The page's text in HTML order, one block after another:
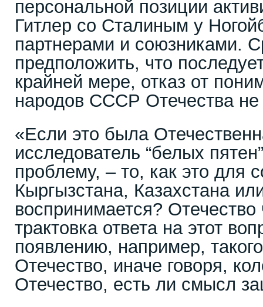
персональной позиции
Гитлер со Сталиным у
партнерами и союзниками.
предположить, что
крайней мере, отказ от
народов СССР Отечества
«Если это была
исследователь “белых
проблему, – то, как это для
Кыргызстана, Казахстана
воспринимается?
трактовка ответа на этот
появлению, например,
Отечество, иначе говоря,
Отечество, есть ли смысл